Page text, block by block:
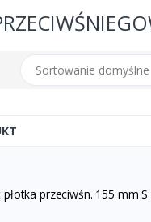
Sortowanie domyślne
przeciwśn. 155 mm S